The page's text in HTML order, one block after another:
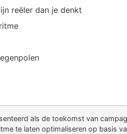
reëler dan je denkt
als de toekomst van
te laten optimaliseren op basis